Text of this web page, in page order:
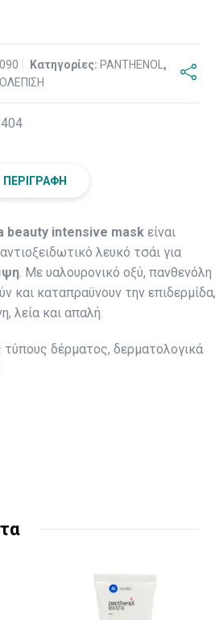
Κατηγορίες: PANTHENOL ,
ΠΕΡΙΓΡΑΦΉ
beauty intensive mask είναι
λευκό τσάι για
. Με υαλουρονικό οξύ, πανθενόλη
και καταπραϋνουν την επιδερμίδα,
λεία και απαλή.
δέρματος, δερματολογικά